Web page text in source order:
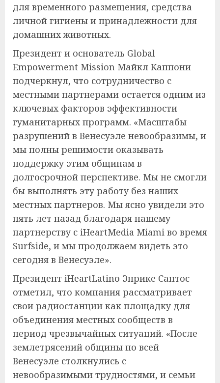
для временного размещения, средства
личной гигиены и принадлежности для
домашних животных.
Президент и основатель Global
Empowerment Mission Майкл Каппони
подчеркнул, что сотрудничество с
местными партнерами остается одним из
ключевых факторов эффективности
гуманитарных программ. «Масштабы
разрушений в Венесуэле невообразимы, и
мы полны решимости оказывать
поддержку этим общинам в
долгосрочной перспективе. Мы не смогли
бы выполнять эту работу без наших
местных партнеров. Мы ясно увидели это
пять лет назад благодаря нашему
партнерству с iHeartMedia Miami во время
Surfside, и мы продолжаем видеть это
сегодня в Венесуэле».
Президент iHeartLatino Энрике Сантос
отметил, что компания рассматривает
свои радиостанции как площадку для
объединения местных сообществ в
период чрезвычайных ситуаций. «После
землетрясений общины по всей
Венесуэле столкнулись с
невообразимыми трудностями, и семьи